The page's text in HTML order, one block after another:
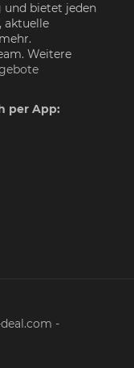
und bietet jeden
aktuelle
Weitere
per App:
-